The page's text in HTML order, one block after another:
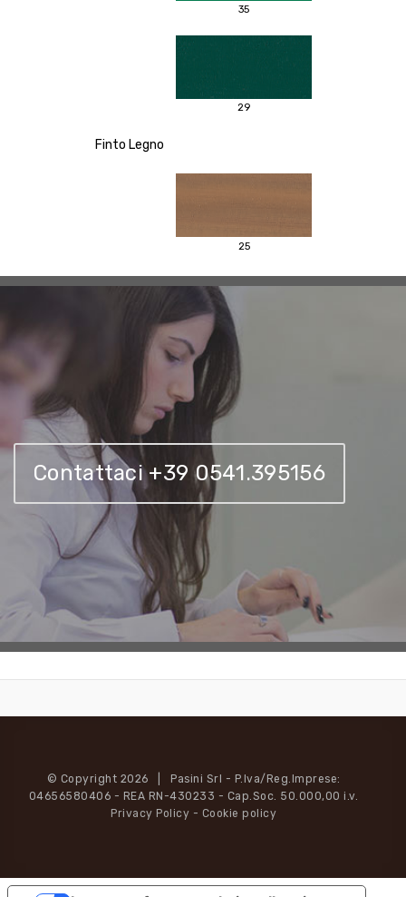
35
29
Finto Legno
25
Contattaci +39 0541.395156
© Copyright 2026 | Pasini Srl - P.Iva/Reg.Imprese:
04656580406 - REA RN-430233 - Cap.Soc. 50.000,00 i.v.
Privacy Policy - Cookie policy